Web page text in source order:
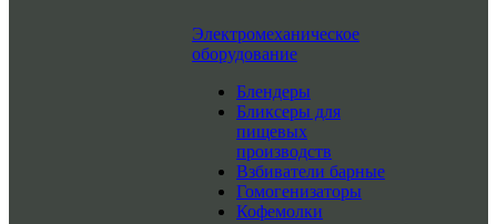
Электромеханическое
оборудование
Блендеры
Бликсеры для
пищевых
производств
Взбиватели барные
Гомогенизаторы
Кофемолки